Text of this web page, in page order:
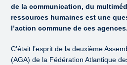
de la communication, du
ressources humaines est une
l’action commune de ces agences.
C’était l’esprit de la deuxième
(AGA) de la Fédération Atlantique